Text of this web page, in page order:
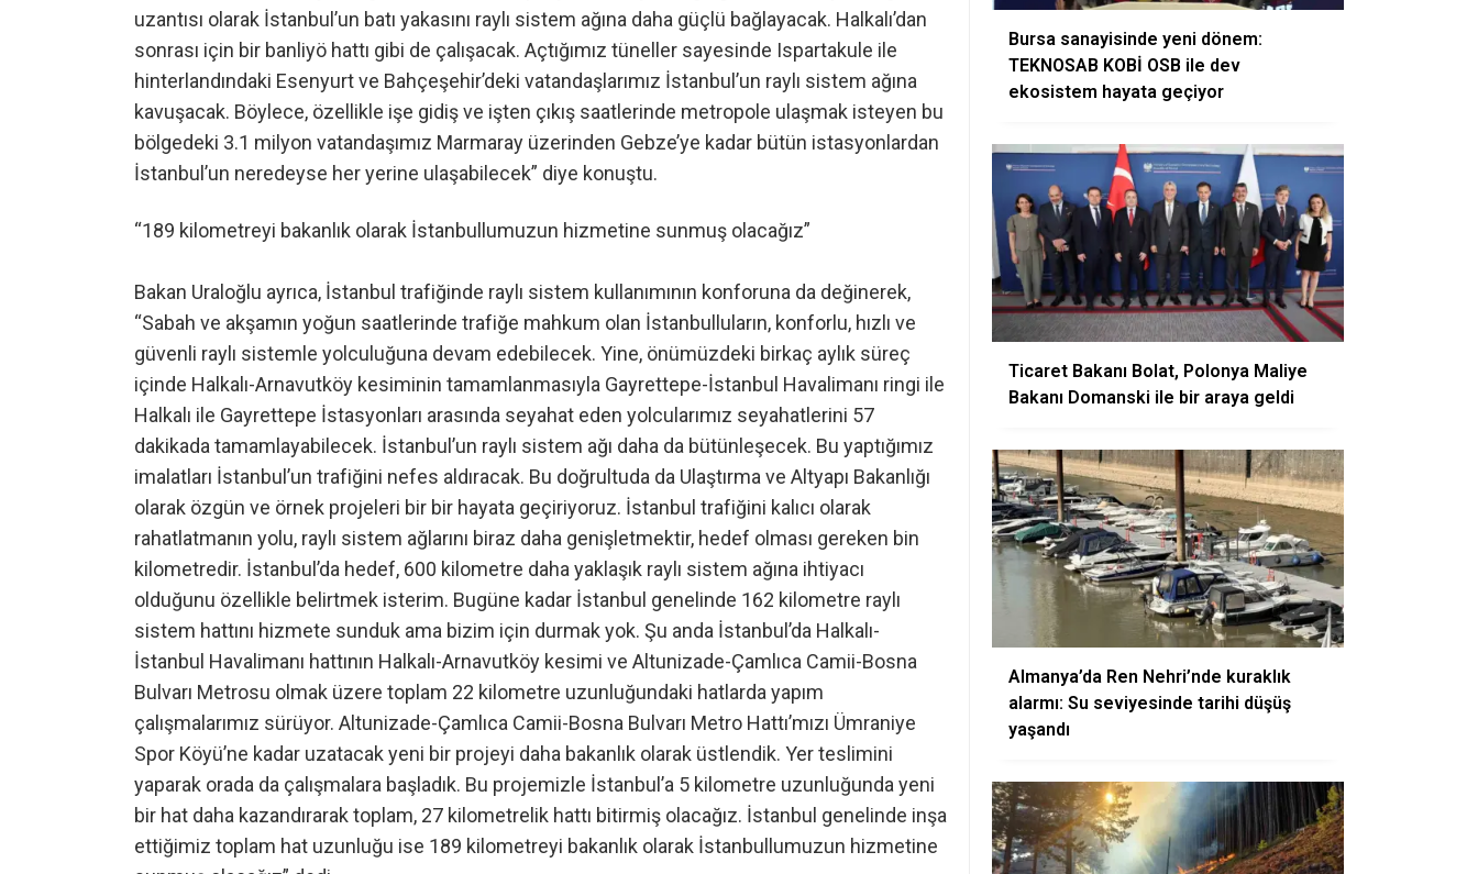
uzantısı olarak İstanbul’un batı yakasını raylı sistem ağına daha güçlü bağlayacak. Halkalı’dan
sonrası için bir banliyö hattı gibi de çalışacak. Açtığımız tüneller sayesinde Ispartakule ile
hinterlandındaki Esenyurt ve Bahçeşehir’deki vatandaşlarımız İstanbul’un raylı sistem ağına
kavuşacak. Böylece, özellikle işe gidiş ve işten çıkış saatlerinde metropole ulaşmak isteyen bu
bölgedeki 3.1 milyon vatandaşımız Marmaray üzerinden Gebze’ye kadar bütün istasyonlardan
İstanbul’un neredeyse her yerine ulaşabilecek” diye konuştu.
“189 kilometreyi bakanlık olarak İstanbullumuzun hizmetine sunmuş olacağız”
Bakan Uraloğlu ayrıca, İstanbul trafiğinde raylı sistem kullanımının konforuna da değinerek,
“Sabah ve akşamın yoğun saatlerinde trafiğe mahkum olan İstanbulluların, konforlu, hızlı ve
güvenli raylı sistemle yolculuğuna devam edebilecek. Yine, önümüzdeki birkaç aylık süreç
içinde Halkalı-Arnavutköy kesiminin tamamlanmasıyla Gayrettepe-İstanbul Havalimanı ringi ile
Halkalı ile Gayrettepe İstasyonları arasında seyahat eden yolcularımız seyahatlerini 57
dakikada tamamlayabilecek. İstanbul’un raylı sistem ağı daha da bütünleşecek. Bu yaptığımız
imalatları İstanbul’un trafiğini nefes aldıracak. Bu doğrultuda da Ulaştırma ve Altyapı Bakanlığı
olarak özgün ve örnek projeleri bir bir hayata geçiriyoruz. İstanbul trafiğini kalıcı olarak
rahatlatmanın yolu, raylı sistem ağlarını biraz daha genişletmektir, hedef olması gereken bin
kilometredir. İstanbul’da hedef, 600 kilometre daha yaklaşık raylı sistem ağına ihtiyacı
olduğunu özellikle belirtmek isterim. Bugüne kadar İstanbul genelinde 162 kilometre raylı
sistem hattını hizmete sunduk ama bizim için durmak yok. Şu anda İstanbul’da Halkalı-
İstanbul Havalimanı hattının Halkalı-Arnavutköy kesimi ve Altunizade-Çamlıca Camii-Bosna
Bulvarı Metrosu olmak üzere toplam 22 kilometre uzunluğundaki hatlarda yapım
çalışmalarımız sürüyor. Altunizade-Çamlıca Camii-Bosna Bulvarı Metro Hattı’mızı Ümraniye
Spor Köyü’ne kadar uzatacak yeni bir projeyi daha bakanlık olarak üstlendik. Yer teslimini
yaparak orada da çalışmalara başladık. Bu projemizle İstanbul’a 5 kilometre uzunluğunda yeni
bir hat daha kazandırarak toplam, 27 kilometrelik hattı bitirmiş olacağız. İstanbul genelinde inşa
ettiğimiz toplam hat uzunluğu ise 189 kilometreyi bakanlık olarak İstanbullumuzun hizmetine
Bursa sanayisinde yeni dönem:
TEKNOSAB KOBİ OSB ile dev
ekosistem hayata geçiyor
Ticaret Bakanı Bolat, Polonya Maliye
Bakanı Domanski ile bir araya geldi
Almanya’da Ren Nehri’nde kuraklık
alarmı: Su seviyesinde tarihi düşüş
yaşandı